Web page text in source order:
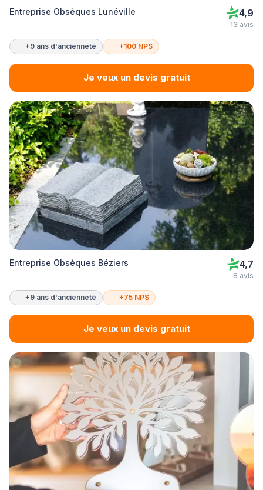
Entreprise Obsèques Lunéville 4,9
13 avis
+9 ans d'ancienneté +100 NPS
Je veux un devis gratuit
Entreprise Obsèques Béziers 4,7
8 avis
+9 ans d'ancienneté +75 NPS
Je veux un devis gratuit